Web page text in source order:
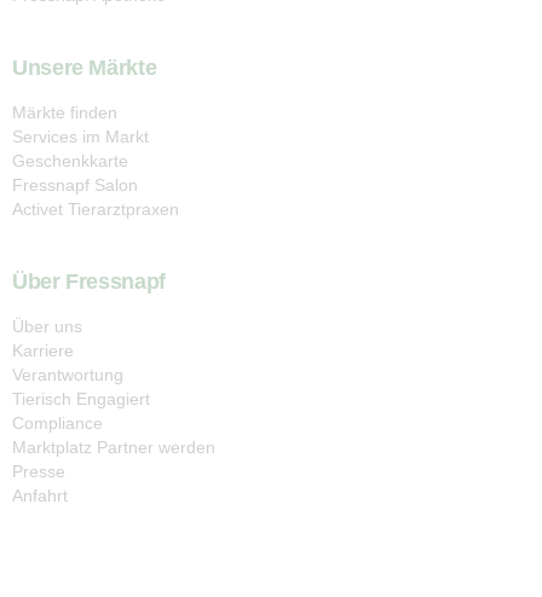
Unsere Märkte
Märkte finden
Services im Markt
Geschenkkarte
Fressnapf Salon
Activet Tierarztpraxen
Über Fressnapf
Über uns
Karriere
Verantwortung
Tierisch Engagiert
Compliance
Marktplatz Partner werden
Presse
Anfahrt